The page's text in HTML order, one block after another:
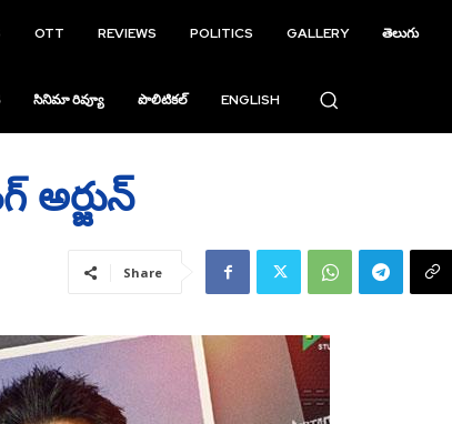
OTT REVIEWS POLITICS GALLERY తెలుగు
సినిమా రివ్యూ పొలిటికల్ ENGLISH
Share